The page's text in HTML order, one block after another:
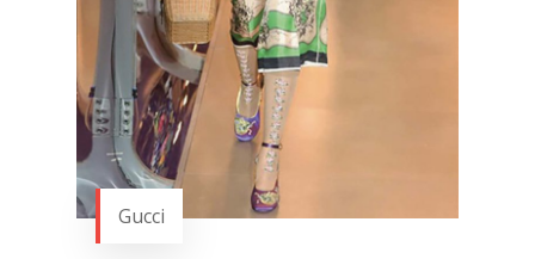
Gucci